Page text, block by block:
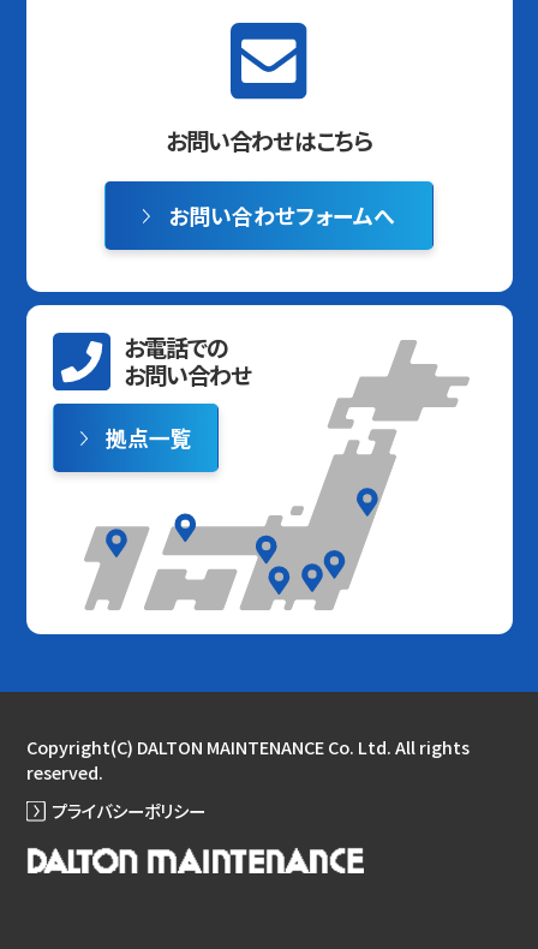
お問い合わせはこちら
お問い合わせフォームへ
お電話での
お問い合わせ
拠点一覧
Copyright(C) DALTON MAINTENANCE Co. Ltd. All rights
reserved.
プライバシーポリシー